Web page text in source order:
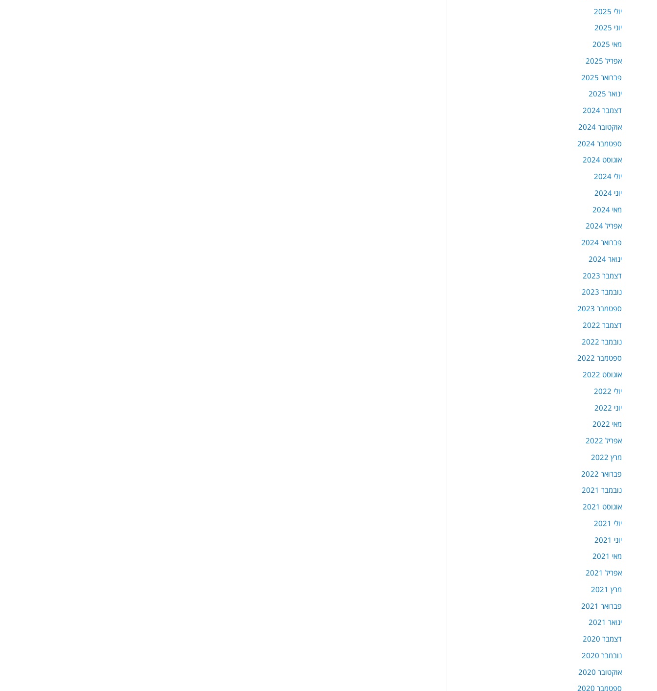
יולי 2025
יוני 2025
מאי 2025
אפריל 2025
פברואר 2025
ינואר 2025
דצמבר 2024
אוקטובר 2024
ספטמבר 2024
אוגוסט 2024
יולי 2024
יוני 2024
מאי 2024
אפריל 2024
פברואר 2024
ינואר 2024
דצמבר 2023
נובמבר 2023
ספטמבר 2023
דצמבר 2022
נובמבר 2022
ספטמבר 2022
אוגוסט 2022
יולי 2022
יוני 2022
מאי 2022
אפריל 2022
מרץ 2022
פברואר 2022
נובמבר 2021
אוגוסט 2021
יולי 2021
יוני 2021
מאי 2021
אפריל 2021
מרץ 2021
פברואר 2021
ינואר 2021
דצמבר 2020
נובמבר 2020
אוקטובר 2020
ספטמבר 2020